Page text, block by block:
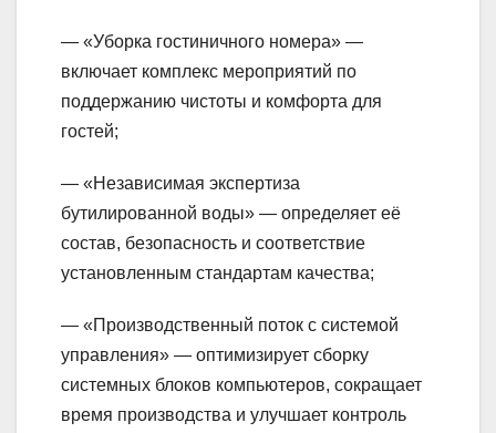
— «Уборка гостиничного номера» —
включает комплекс мероприятий по
поддержанию чистоты и комфорта для
гостей;
— «Независимая экспертиза
бутилированной воды» — определяет её
состав, безопасность и соответствие
установленным стандартам качества;
— «Производственный поток с системой
управления» — оптимизирует сборку
системных блоков компьютеров, сокращает
время производства и улучшает контроль